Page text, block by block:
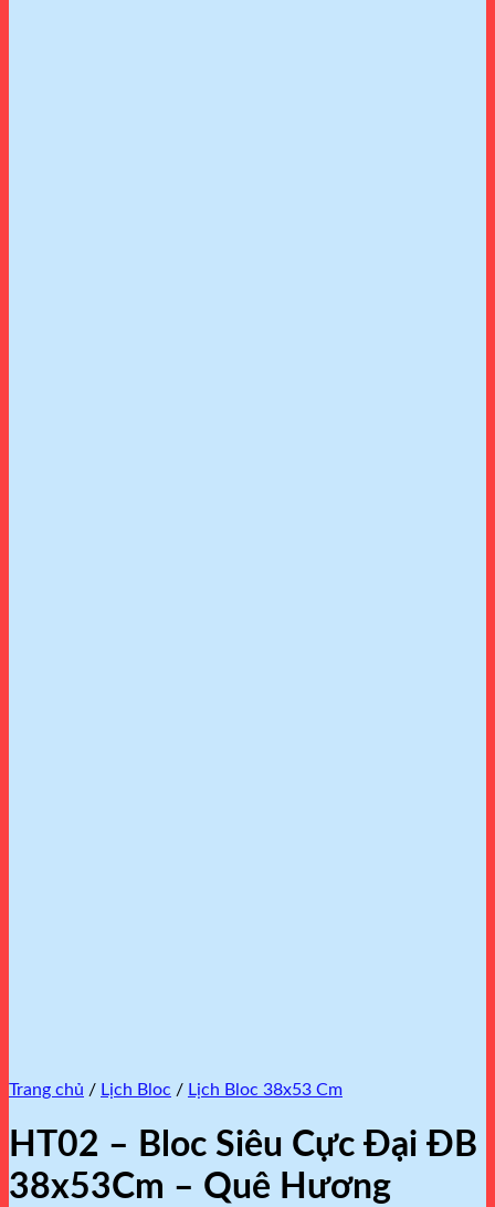
Trang chủ / Lịch Bloc / Lịch Bloc 38x53 Cm
HT02 – Bloc Siêu Cực Đại ĐB
38x53Cm – Quê Hương